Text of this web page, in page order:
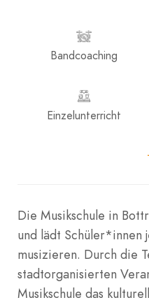
Bandcoaching
Einzelunterricht
Die Musikschule in
und lädt Schüler*innen
musizieren. Durch die
stadtorganisierten
Musikschule das